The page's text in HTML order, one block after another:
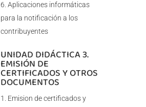
Aplicaciones informáticas
para la notificación a los
contribuyentes
UNIDAD DIDÁCTICA 3.
EMISIÓN DE
CERTIFICADOS Y OTROS
DOCUMENTOS
Emision de certificados y